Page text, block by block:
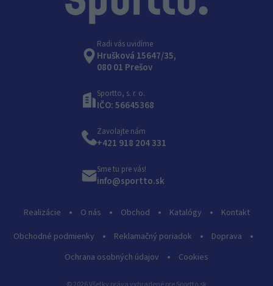
Radi vás uvidíme
Hrušková 15647/35,
080 01 Prešov
Sportto, s. r. o.
IČO: 56645368
Realizácie O nás Obchod Katalógy
Kontakt
Obchodné podmienky
Reklamačný poriadok
Doprava
Ochrana osobných údajov
Cookies
Zavolajte nám
+421 918 204 331
Sme tu pre vás!
info@sportto.sk